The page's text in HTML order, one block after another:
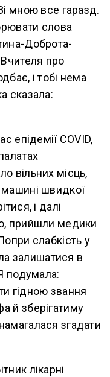
мною все гаразд.
слова
Доброта-
про
і тобі нема
сказала:
епідемії COVID,
вільних місць,
швидкої
і далі
прийшли медики
слабкість у
залишатися в
подумала:
гідною звання
й зберігатиму
згадати
лікарні